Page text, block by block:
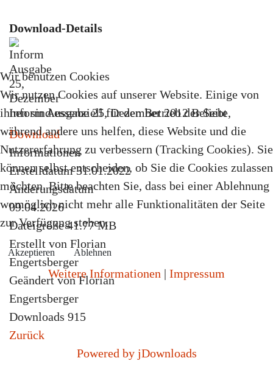
Download-Details
Inform Ausgabe 25, Dezember 2012Beliebt
Download
Informationen
Erstelldatum31.01.2022
Änderungsdatum
09.04.2026
Dateigröße 41.77 MB
Erstellt von Florian
Engertsberger
Geändert vonFlorian
Engertsberger
Downloads 915
Zurück
Powered by jDownloads
Wir benutzen Cookies
Wir nutzen Cookies auf unserer Website. Einige von
ihnen sind essenziell für den Betrieb der Seite,
während andere uns helfen, diese Website und die
Nutzererfahrung zu verbessern (Tracking Cookies). Sie
können selbst entscheiden, ob Sie die Cookies zulassen
möchten. Bitte beachten Sie, dass bei einer Ablehnung
womöglich nicht mehr alle Funktionalitäten der Seite
zur Verfügung stehen.
Akzeptieren Ablehnen
Weitere Informationen | Impressum